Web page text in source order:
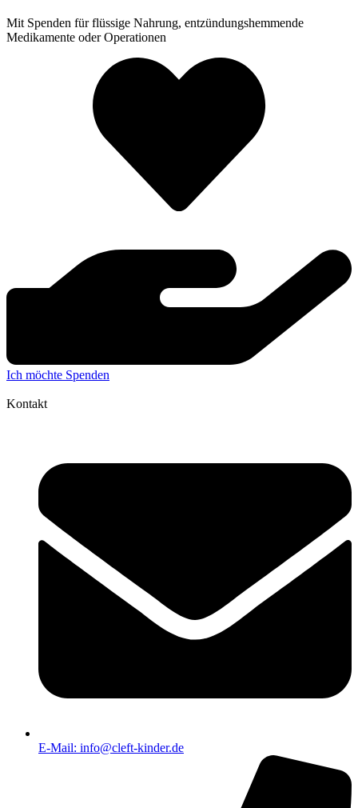
Mit Spenden für flüssige Nahrung, entzündungshemmende
Medikamente oder Operationen
Ich möchte Spenden
Kontakt
E-Mail: info@cleft-kinder.de